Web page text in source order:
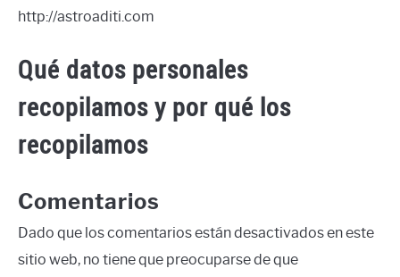
CONTACTO
SERVICIOS
LANGUAGES
CARACTERÍSTICAS PERSONALES
CARRERAS
http://astroaditi.com
Qué datos personales
recopilamos y por qué los
recopilamos
Comentarios
Dado que los comentarios están desactivados en este
sitio web, no tiene que preocuparse de que